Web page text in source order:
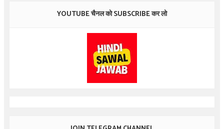
YOUTUBE चैनल को SUBSCRIBE कर लो